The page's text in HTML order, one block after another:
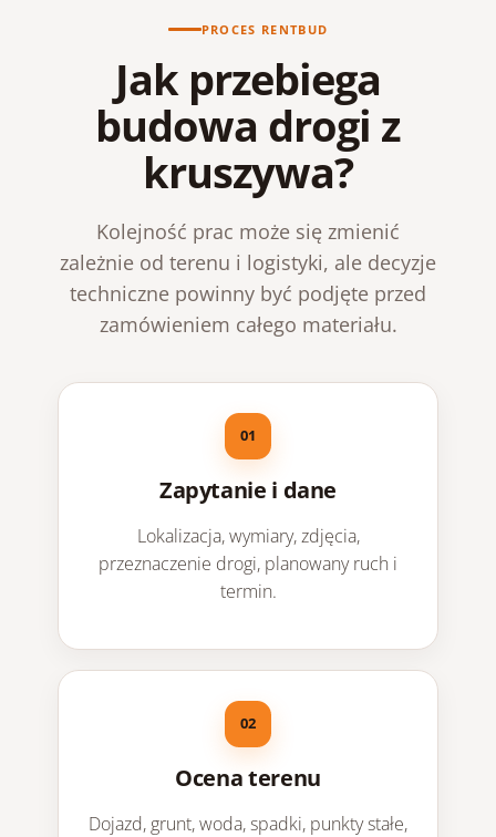
PROCES RENTBUD
Jak przebiega
budowa drogi z
kruszywa?
Kolejność prac może się zmienić
zależnie od terenu i logistyki, ale decyzje
techniczne powinny być podjęte przed
zamówieniem całego materiału.
Zapytanie i dane
Lokalizacja, wymiary, zdjęcia,
przeznaczenie drogi, planowany ruch i
termin.
Ocena terenu
Dojazd, grunt, woda, spadki, punkty stałe,